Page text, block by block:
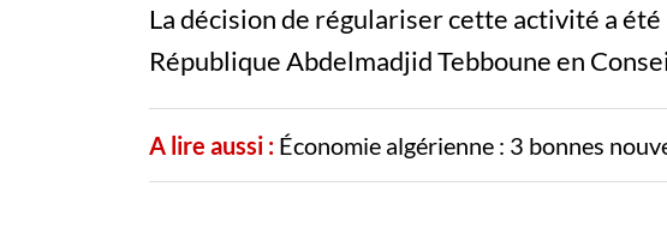
La décision de régulariser cette activité a
République Abdelmadjid Tebboune en
A lire aussi : Économie algérienne : 3 bonnes